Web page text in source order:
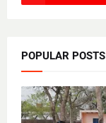
POPULAR POSTS